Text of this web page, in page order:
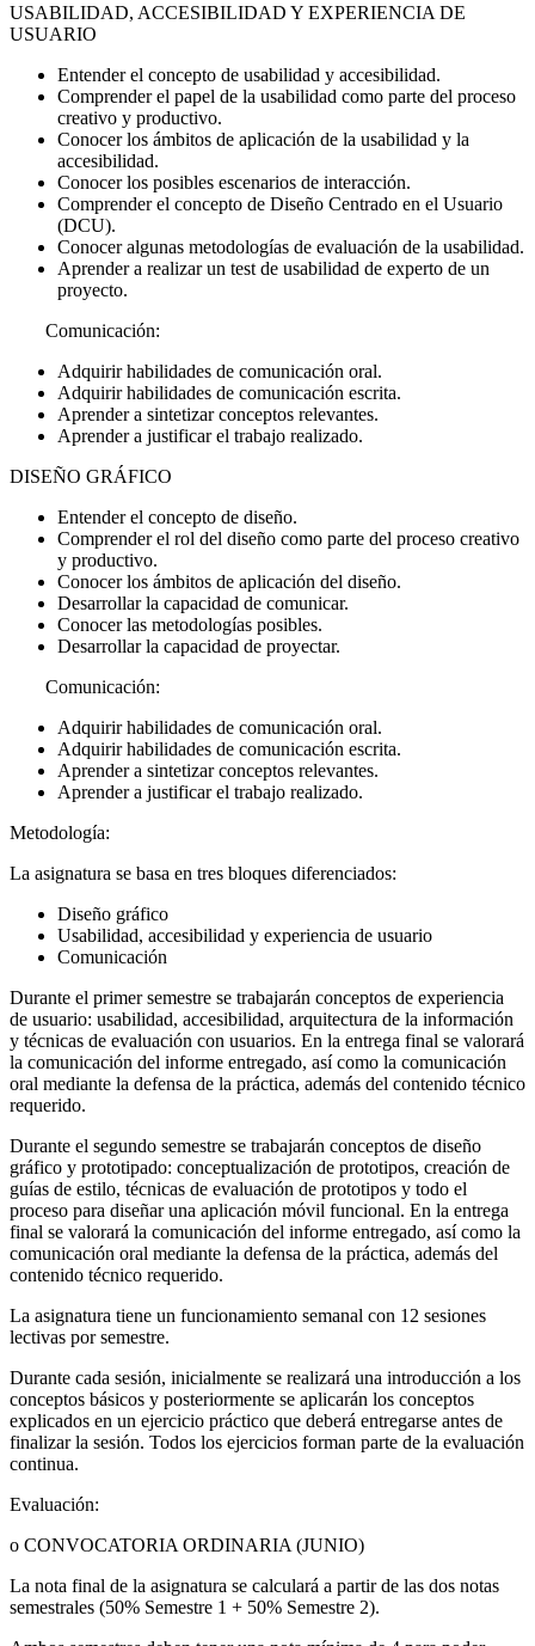
USABILIDAD, ACCESIBILIDAD Y EXPERIENCIA DE
USUARIO
Entender el concepto de usabilidad y accesibilidad.
Comprender el papel de la usabilidad como parte del proceso
creativo y productivo.
Conocer los ámbitos de aplicación de la usabilidad y la
accesibilidad.
Conocer los posibles escenarios de interacción.
Comprender el concepto de Diseño Centrado en el Usuario
(DCU).
Conocer algunas metodologías de evaluación de la usabilidad.
Aprender a realizar un test de usabilidad de experto de un
proyecto.
Comunicación:
Adquirir habilidades de comunicación oral.
Adquirir habilidades de comunicación escrita.
Aprender a sintetizar conceptos relevantes.
Aprender a justificar el trabajo realizado.
DISEÑO GRÁFICO
Entender el concepto de diseño.
Comprender el rol del diseño como parte del proceso creativo
y productivo.
Conocer los ámbitos de aplicación del diseño.
Desarrollar la capacidad de comunicar.
Conocer las metodologías posibles.
Desarrollar la capacidad de proyectar.
Comunicación:
Adquirir habilidades de comunicación oral.
Adquirir habilidades de comunicación escrita.
Aprender a sintetizar conceptos relevantes.
Aprender a justificar el trabajo realizado.
Metodología:
La asignatura se basa en tres bloques diferenciados:
Diseño gráfico
Usabilidad, accesibilidad y experiencia de usuario
Comunicación
Durante el primer semestre se trabajarán conceptos de experiencia
de usuario: usabilidad, accesibilidad, arquitectura de la información
y técnicas de evaluación con usuarios. En la entrega final se valorará
la comunicación del informe entregado, así como la comunicación
oral mediante la defensa de la práctica, además del contenido técnico
requerido.
Durante el segundo semestre se trabajarán conceptos de diseño
gráfico y prototipado: conceptualización de prototipos, creación de
guías de estilo, técnicas de evaluación de prototipos y todo el
proceso para diseñar una aplicación móvil funcional. En la entrega
final se valorará la comunicación del informe entregado, así como la
comunicación oral mediante la defensa de la práctica, además del
contenido técnico requerido.
La asignatura tiene un funcionamiento semanal con 12 sesiones
lectivas por semestre.
Durante cada sesión, inicialmente se realizará una introducción a los
conceptos básicos y posteriormente se aplicarán los conceptos
explicados en un ejercicio práctico que deberá entregarse antes de
finalizar la sesión. Todos los ejercicios forman parte de la evaluación
continua.
Evaluación:
o CONVOCATORIA ORDINARIA (JUNIO)
La nota final de la asignatura se calculará a partir de las dos notas
semestrales (50% Semestre 1 + 50% Semestre 2).